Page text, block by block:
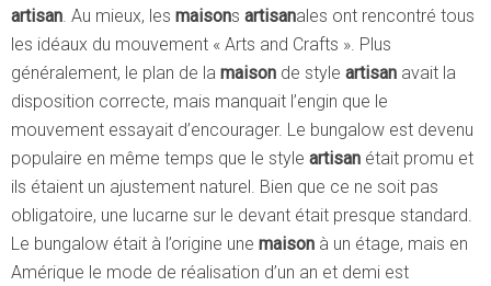
artisan. Au mieux, les maisons artisanales ont rencontré tous
les idéaux du mouvement « Arts and Crafts ». Plus
généralement, le plan de la maison de style artisan avait la
disposition correcte, mais manquait l’engin que le
mouvement essayait d’encourager. Le bungalow est devenu
populaire en même temps que le style artisan était promu et
ils étaient un ajustement naturel. Bien que ce ne soit pas
obligatoire, une lucarne sur le devant était presque standard.
Le bungalow était à l’origine une maison à un étage, mais en
Amérique le mode de réalisation d’un an et demi est